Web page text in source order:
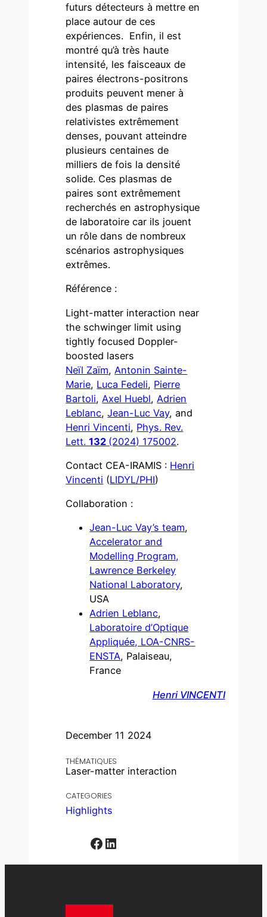
December 11 2024
THÉMATIQUES
Laser-matter interaction
CATEGORIES
Highlights
Facebook LinkedIn
futurs détecteurs à mettre en
place autour de ces
expériences. Enfin, il est
montré qu’à très haute
intensité, les faisceaux de
paires électrons-positrons
produits peuvent mener à
des plasmas de paires
relativistes extrêmement
denses, pouvant atteindre
plusieurs centaines de
milliers de fois la densité
solide. Ces plasmas de
paires sont extrêmement
recherchés en astrophysique
de laboratoire car ils jouent
un rôle dans de nombreux
scénarios astrophysiques
extrêmes.
Référence :
Light-matter interaction near
the schwinger limit using
tightly focused Doppler-
boosted lasers
Neïl Zaïm, Antonin Sainte-
Marie, Luca Fedeli, Pierre
Bartoli, Axel Huebl, Adrien
Leblanc,Jean-Luc Vay, and
Henri Vincenti, Phys. Rev.
Lett.132 (2024) 175002.
Contact CEA-IRAMIS : Henri
Vincenti (LIDYL/PHI)
Collaboration :
Jean-Luc Vay’s team,
Accelerator and
Modelling Program,
Lawrence Berkeley
National Laboratory,
USA
Adrien Leblanc,
Laboratoire d’Optique
Appliquée, LOA-CNRS-
ENSTA, Palaiseau,
France
Henri VINCENTI